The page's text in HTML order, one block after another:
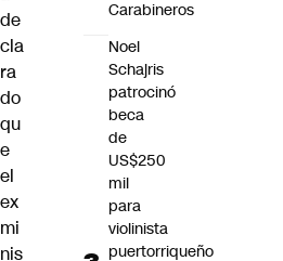
de
cla
ra
do
qu
e
el
ex
mi
nis
Carabineros
Noel
Schajris
patrocinó
beca
de
US$250
mil
para
violinista
puertorriqueño